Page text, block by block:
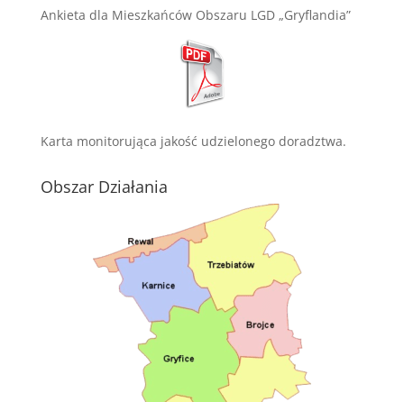
Ankieta dla Mieszkańców Obszaru LGD „Gryflandia”
Karta monitorująca jakość udzielonego doradztwa.
Obszar Działania